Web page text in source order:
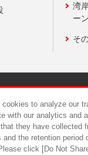
湾
ー
そ
食品のご
to analyze our
with our analytics and
they have
the retention
click [Do Not